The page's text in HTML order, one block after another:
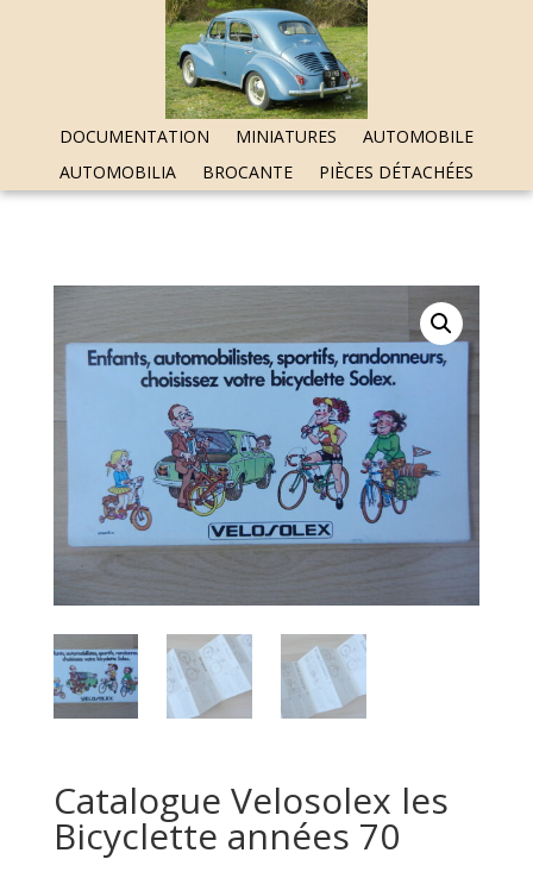
DOCUMENTATION MINIATURES
AUTOMOBILE
AUTOMOBILIA
BROCANTE PIÈCES DÉTACHÉES
Catalogue Velosolex les
Bicyclette années 70